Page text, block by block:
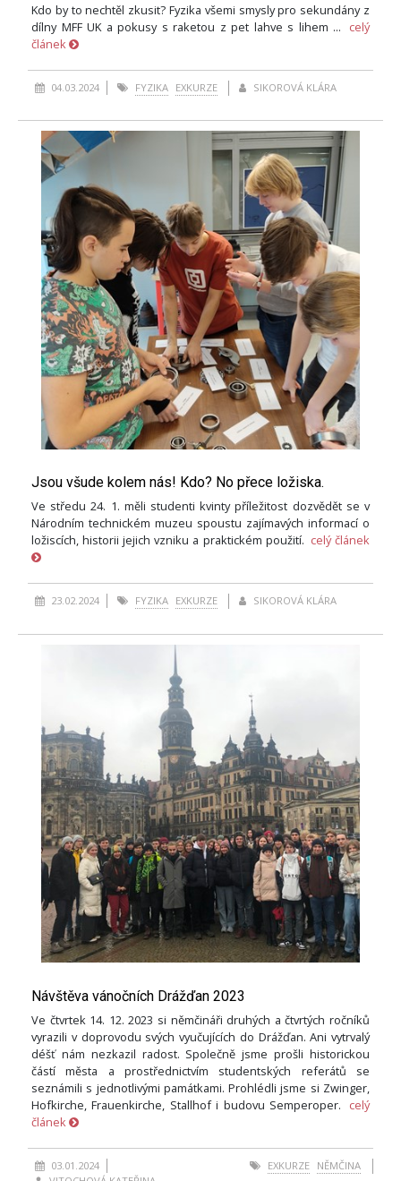
Kdo by to nechtěl zkusit? Fyzika všemi smysly pro sekundány z
dílny MFF UK a pokusy s raketou z pet lahve s lihem ...
celý
článek
04.03.2024 FYZIKA EXKURZE SIKOROVÁ KLÁRA
Jsou všude kolem nás! Kdo? No přece ložiska.
Ve středu 24. 1. měli studenti kvinty příležitost dozvědět se v
Národním technickém muzeu spoustu zajímavých informací o
ložiscích, historii jejich vzniku a praktickém použití. celý článek
23.02.2024 FYZIKA EXKURZE SIKOROVÁ KLÁRA
Návštěva vánočních Drážďan 2023
Ve čtvrtek 14. 12. 2023 si němčináři druhých a čtvrtých ročníků
vyrazili v doprovodu svých vyučujících do Drážďan. Ani vytrvalý
déšť nám nezkazil radost. Společně jsme prošli historickou
částí města a prostřednictvím studentských referátů se
seznámili s jednotlivými památkami. Prohlédli jsme si Zwinger,
Hofkirche, Frauenkirche, Stallhof i budovu Semperoper.
celý
článek
03.01.2024 EXKURZE NĚMČINA